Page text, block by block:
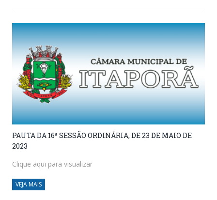
PAUTA DA 16ª SESSÃO ORDINÁRIA, DE 23 DE MAIO DE
2023
Clique aqui para visualizar
VEJA MAIS